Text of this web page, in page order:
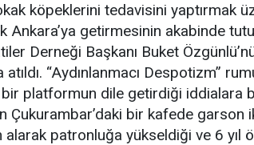
köpeklerini tedavisini yaptırmak
Ankara’ya getirmesinin akabinde
Derneği Başkanı Buket
“Aydınlanmacı Despotizm”
bir platformun dile getirdiği iddialara
Çukurambar’daki bir kafede garson
alarak patronluğa yükseldiği ve 6 yıl